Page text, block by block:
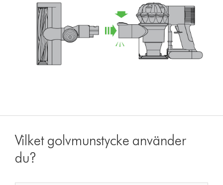
Vilket golvmunstycke använder
du?